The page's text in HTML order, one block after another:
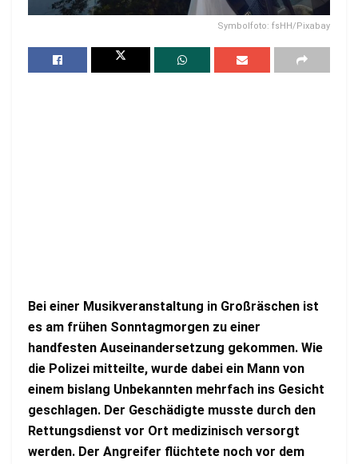
Symbolfoto: fsHH/Pixabay
Bei einer Musikveranstaltung in Großräschen ist
es am frühen Sonntagmorgen zu einer
handfesten Auseinandersetzung gekommen. Wie
die Polizei mitteilte, wurde dabei ein Mann von
einem bislang Unbekannten mehrfach ins Gesicht
geschlagen. Der Geschädigte musste durch den
Rettungsdienst vor Ort medizinisch versorgt
werden. Der Angreifer flüchtete noch vor dem